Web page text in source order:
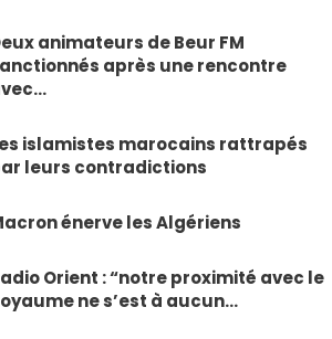
animateurs de Beur FM
après une rencontre
islamistes marocains rattrapés
leurs contradictions
énerve les Algériens
Orient : “notre proximité avec le
ne s’est à aucun…